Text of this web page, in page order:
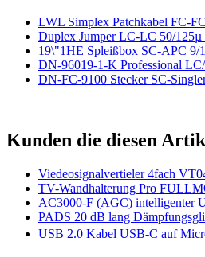
LWL Simplex Patchkabel FC-
Duplex Jumper LC-LC 50/
19\"1HE Spleißbox SC-APC 9/
DN-96019-1-K Professional
DN-FC-9100 Stecker SC-
Kunden die diesen
Viedeosignalvertieler 4fach
TV-Wandhalterung Pro
AC3000-F (AGC) intelligenter
PADS 20 dB lang
USB 2.0 Kabel USB-C auf